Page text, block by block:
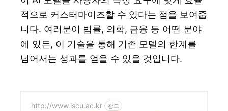
적으로 커스터마이즈할 수 있다는 점을 보여줍
니다. 여러분이 법률, 의학, 금융 등 어떤 분야
에 있든, 이 기술을 통해 기존 모델의 한계를
넘어서는 성과를 얻을 수 있을 것입니다.
http://www.iscu.ac.kr 광고